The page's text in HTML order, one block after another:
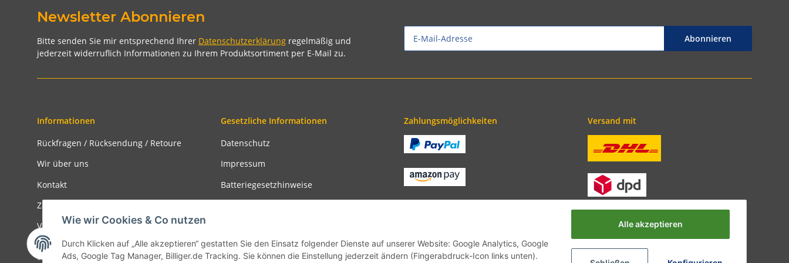
Newsletter Abonnieren
Bitte senden Sie mir entsprechend Ihrer Datenschutzerklärung regelmäßig und
jederzeit widerruflich Informationen zu Ihrem Produktsortiment per E-Mail zu.
Abonnieren
Informationen
Rückfragen / Rücksendung / Retoure
Wir über uns
Kontakt
Zahlungsmöglichkeiten
Versandinformationen
Gesetzliche Informationen
Datenschutz
Impressum
Batteriegesetzhinweise
Zahlungsmöglichkeiten Versand mit
* Alle Preise inkl. gesetzlicher USt., zzgl.Versand
Wie wir Cookies & Co nutzen
Durch Klicken auf „Alle akzeptieren“ gestatten Sie den Einsatz folgender Dienste auf unserer Website: Google Analytics, Google
Ads, Google Tag Manager, Billiger.de Tracking. Sie können die Einstellung jederzeit ändern (Fingerabdruck-Icon links unten).
Alle akzeptieren